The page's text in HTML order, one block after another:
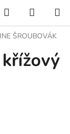
Hledat
KOŠÍK
ŠROUBOVÁK